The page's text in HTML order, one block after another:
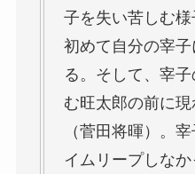
子を失い苦しむ
初めて自分の宰
る。そして、宰
む旺太郎の前に
（菅田将暉）。
イムリープしな